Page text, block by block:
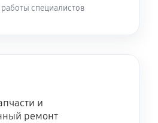
60 минут
60 минут
карбюратора
60 минут
специалистов
и
ремонт